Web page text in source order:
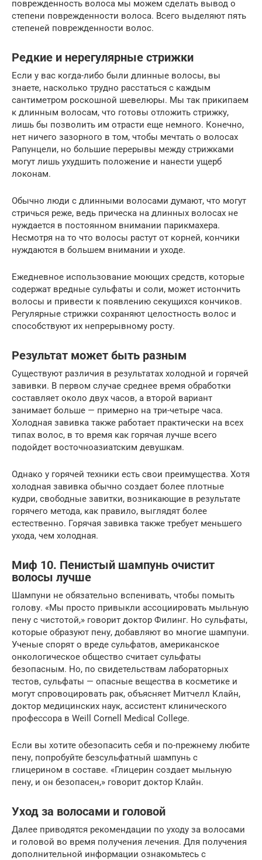
поврежденность волоса мы можем сделать вывод о
степени поврежденности волоса. Всего выделяют пять
степеней поврежденности волос.
Редкие и нерегулярные стрижки
Если у вас когда-либо были длинные волосы, вы
знаете, насколько трудно расстаться с каждым
сантиметром роскошной шевелюры. Мы так прикипаем
к длинным волосам, что готовы отложить стрижку,
лишь бы позволить им отрасти еще немного. Конечно,
нет ничего зазорного в том, чтобы мечтать о волосах
Рапунцели, но большие перерывы между стрижками
могут лишь ухудшить положение и нанести ущерб
локонам.
Обычно люди с длинными волосами думают, что могут
стричься реже, ведь прическа на длинных волосах не
нуждается в постоянном внимании парикмахера.
Несмотря на то что волосы растут от корней, кончики
нуждаются в большем внимании и уходе.
Ежедневное использование моющих средств, которые
содержат вредные сульфаты и соли, может истончить
волосы и привести к появлению секущихся кончиков.
Регулярные стрижки сохраняют целостность волос и
способствуют их непрерывному росту.
Результат может быть разным
Существуют различия в результатах холодной и горячей
завивки. В первом случае среднее время обработки
составляет около двух часов, а второй вариант
занимает больше — примерно на три-четыре часа.
Холодная завивка также работает практически на всех
типах волос, в то время как горячая лучше всего
подойдет восточноазиатским девушкам.
Однако у горячей техники есть свои преимущества. Хотя
холодная завивка обычно создает более плотные
кудри, свободные завитки, возникающие в результате
горячего метода, как правило, выглядят более
естественно. Горячая завивка также требует меньшего
ухода, чем холодная.
Миф 10. Пенистый шампунь очистит
волосы лучше
Шампуни не обязательно вспенивать, чтобы помыть
голову. «Мы просто привыкли ассоциировать мыльную
пену с чистотой,» говорит доктор Филинг. Но сульфаты,
которые образуют пену, добавляют во многие шампуни.
Ученые спорят о вреде сульфатов, американское
онкологическое общество считает сульфаты
безопасным. Но, по свидетельствам лабораторных
тестов, сульфаты — опасные вещества в косметике и
могут спровоцировать рак, объясняет Митчелл Клайн,
доктор медицинских наук, ассистент клинического
профессора в Weill Cornell Medical College.
Если вы хотите обезопасить себя и по-прежнему любите
пену, попробуйте безсульфатный шампунь с
глицерином в составе. «Глицерин создает мыльную
пену, и он безопасен,» говорит доктор Клайн.
Уход за волосами и головой
Далее приводятся рекомендации по уходу за волосами
и головой во время получения лечения. Для получения
дополнительной информации ознакомьтесь с